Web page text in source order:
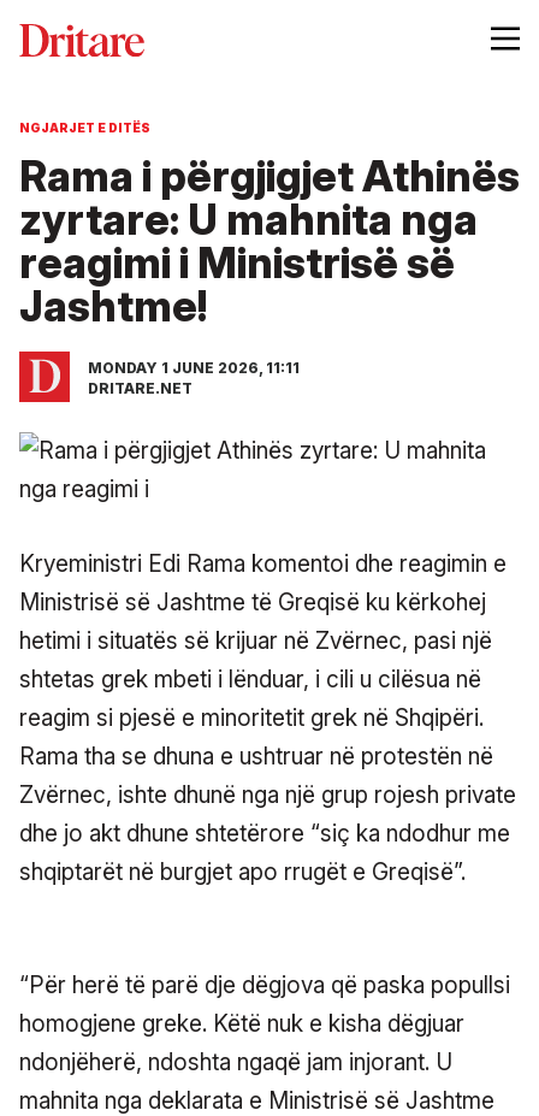
NGJARJET E DITËS
Rama i përgjigjet Athinës
zyrtare: U mahnita nga
reagimi i Ministrisë së
Jashtme!
MONDAY 1 JUNE 2026, 11:11
DRITARE.NET
Kryeministri Edi Rama komentoi dhe reagimin e
Ministrisë së Jashtme të Greqisë ku kërkohej
hetimi i situatës së krijuar në Zvërnec, pasi një
shtetas grek mbeti i lënduar, i cili u cilësua në
reagim si pjesë e minoritetit grek në Shqipëri.
Rama tha se dhuna e ushtruar në protestën në
Zvërnec, ishte dhunë nga një grup rojesh private
dhe jo akt dhune shtetërore “siç ka ndodhur me
shqiptarët në burgjet apo rrugët e Greqisë”.
“Për herë të parë dje dëgjova që paska popullsi
homogjene greke. Këtë nuk e kisha dëgjuar
ndonjëherë, ndoshta ngaqë jam injorant. U
mahnita nga deklarata e Ministrisë së Jashtme